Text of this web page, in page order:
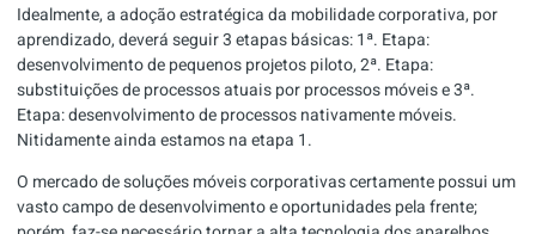
Idealmente, a adoção estratégica da mobilidade corporativa, por
aprendizado, deverá seguir 3 etapas básicas: 1ª. Etapa:
desenvolvimento de pequenos projetos piloto, 2ª. Etapa:
substituições de processos atuais por processos móveis e 3ª.
Etapa: desenvolvimento de processos nativamente móveis.
Nitidamente ainda estamos na etapa 1.
O mercado de soluções móveis corporativas certamente possui um
vasto campo de desenvolvimento e oportunidades pela frente;